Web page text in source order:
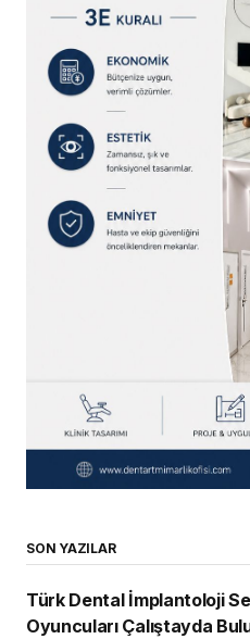
SON YAZILAR
Türk Dental İmplantoloji
Oyuncuları Çalıştayda